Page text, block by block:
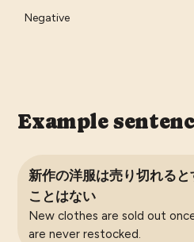
Negative
Example
新作の洋服は売り切れる
ことはない
New clothes are sold out
are never restocked.